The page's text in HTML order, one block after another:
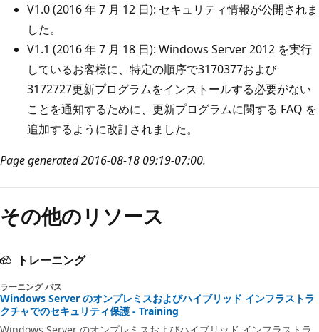
V1.0 (2016 年 7 月 12 日): セキュリティ情報が公開されま
した。
V1.1 (2016 年 7 月 18 日): Windows Server 2012 を実行
しているお客様に、特定の順序で3170377および
3172727更新プログラムをインストールする必要がない
ことを通知するために、更新プログラムに関する FAQ を
追加するように改訂されました。
Page generated 2016-08-18 09:19-07:00.
その他のリソース
トレーニング
ラーニング パス
Windows Server のオンプレミスおよびハイブリッド インフラストラ
クチャでのセキュリティ保護 - Training
Windows Server のオンプレミスおよびハイブリッド インフラストラ